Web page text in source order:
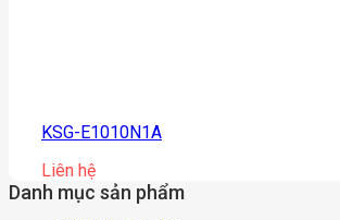
KSG-E1010N1A
Liên hệ
Danh mục sản phẩm